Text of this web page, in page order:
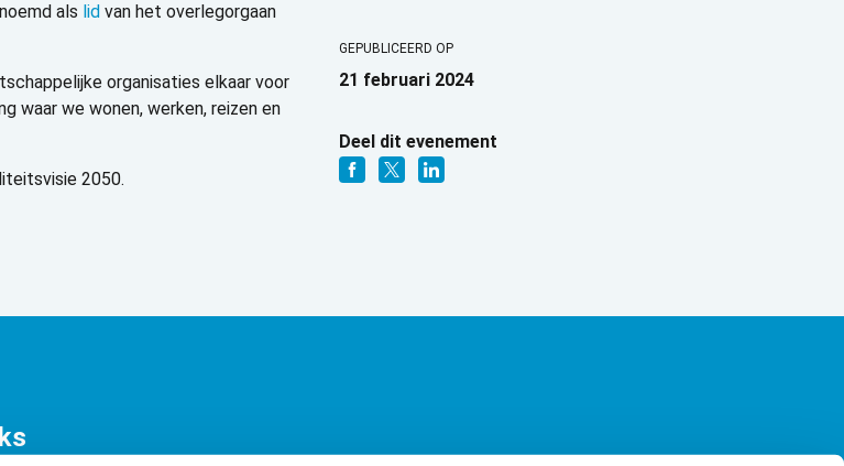
als lid van het overlegorgaan
organisaties elkaar voor
waar we wonen, werken, reizen en
2050.
GEPUBLICEERD OP
21 februari 2024
Deel dit evenement